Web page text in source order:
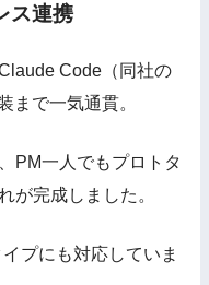
ス連携
Code（同社の
まで一気通貫。
PM一人でもプロトタ
が完成しました。
プにも対応していま